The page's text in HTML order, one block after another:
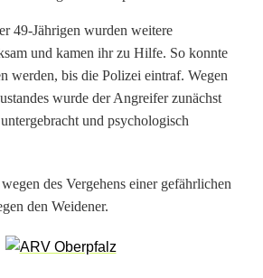
49-Jährigen wurden weitere
und kamen ihr zu Hilfe. So konnte
werden, bis die Polizei eintraf. Wegen
wurde der Angreifer zunächst
und psychologisch
des Vergehens einer gefährlichen
den Weidener.